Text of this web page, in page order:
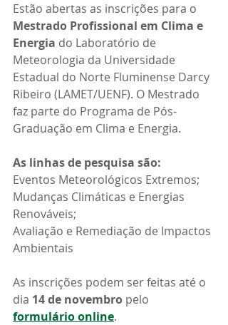
Estão abertas as inscrições para o
Mestrado Profissional em Clima e
Energia do Laboratório de
Meteorologia da Universidade
Estadual do Norte Fluminense Darcy
Ribeiro (LAMET/UENF). O Mestrado
faz parte do Programa de Pós-
Graduação em Clima e Energia.
As linhas de pesquisa são:
Eventos Meteorológicos Extremos;
Mudanças Climáticas e Energias
Renováveis;
Avaliação e Remediação de Impactos
Ambientais
As inscrições podem ser feitas até o
dia 14 de novembro pelo
formulário online.